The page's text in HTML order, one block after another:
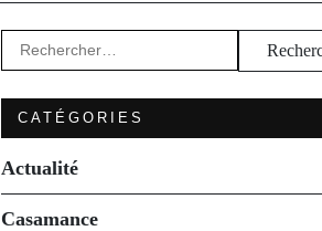
Rechercher :
CATÉGORIES
Actualité
Casamance